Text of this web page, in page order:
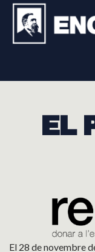
EL
El 28 de novembre